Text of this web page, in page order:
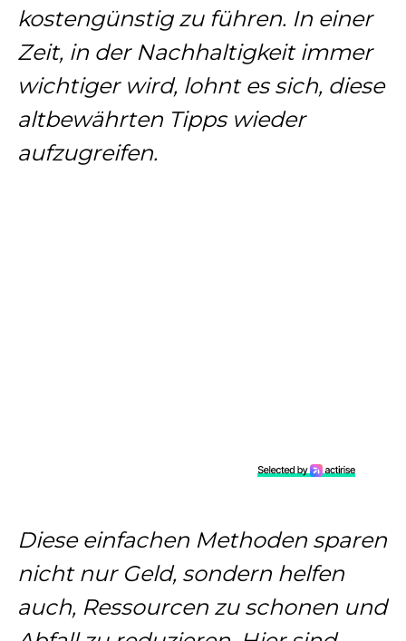
kostengünstig zu führen. In einer
Zeit, in der Nachhaltigkeit immer
wichtiger wird, lohnt es sich, diese
altbewährten Tipps wieder
aufzugreifen.
Diese einfachen Methoden sparen
nicht nur Geld, sondern helfen
auch, Ressourcen zu schonen und